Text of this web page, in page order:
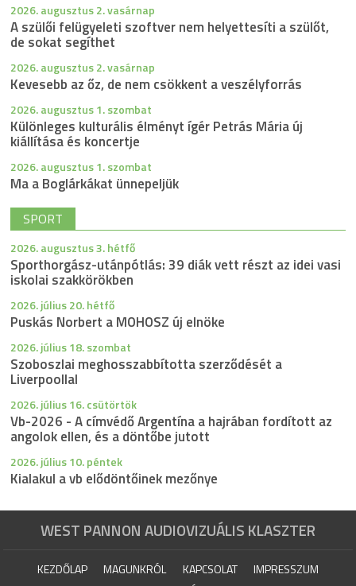
2026. augusztus 2. vasárnap
A szülői felügyeleti szoftver nem helyettesíti a szülőt,
de sokat segíthet
2026. augusztus 2. vasárnap
Kevesebb az őz, de nem csökkent a veszélyforrás
2026. augusztus 1. szombat
Különleges kulturális élményt ígér Petrás Mária új
kiállítása és koncertje
2026. augusztus 1. szombat
Ma a Boglárkákat ünnepeljük
SPORT
2026. augusztus 3. hétfő
Sporthorgász-utánpótlás: 39 diák vett részt az idei vasi
iskolai szakkörökben
2026. július 20. hétfő
Puskás Norbert a MOHOSZ új elnöke
2026. július 18. szombat
Szoboszlai meghosszabbította szerződését a
Liverpoollal
2026. július 16. csütörtök
Vb-2026 - A címvédő Argentína a hajrában fordított az
angolok ellen, és a döntőbe jutott
2026. július 10. péntek
Kialakul a vb elődöntőinek mezőnye
WEST PANNON AUDIOVIZUÁLIS KLASZTER
KEZDŐLAP MAGUNKRÓL KAPCSOLAT
IMPRESSZUM